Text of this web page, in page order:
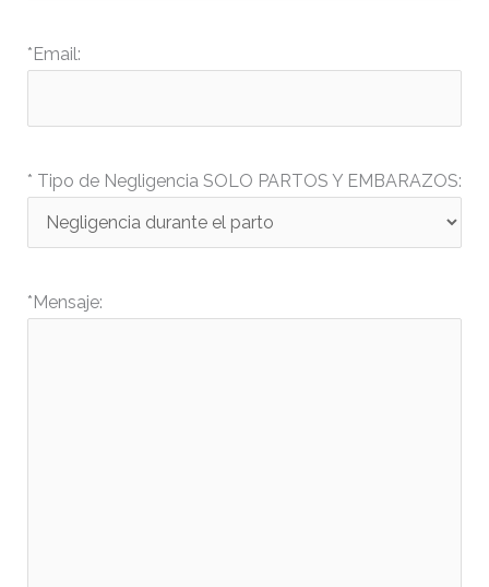
*Email:
* Tipo de Negligencia SOLO PARTOS Y EMBARAZOS:
*Mensaje: